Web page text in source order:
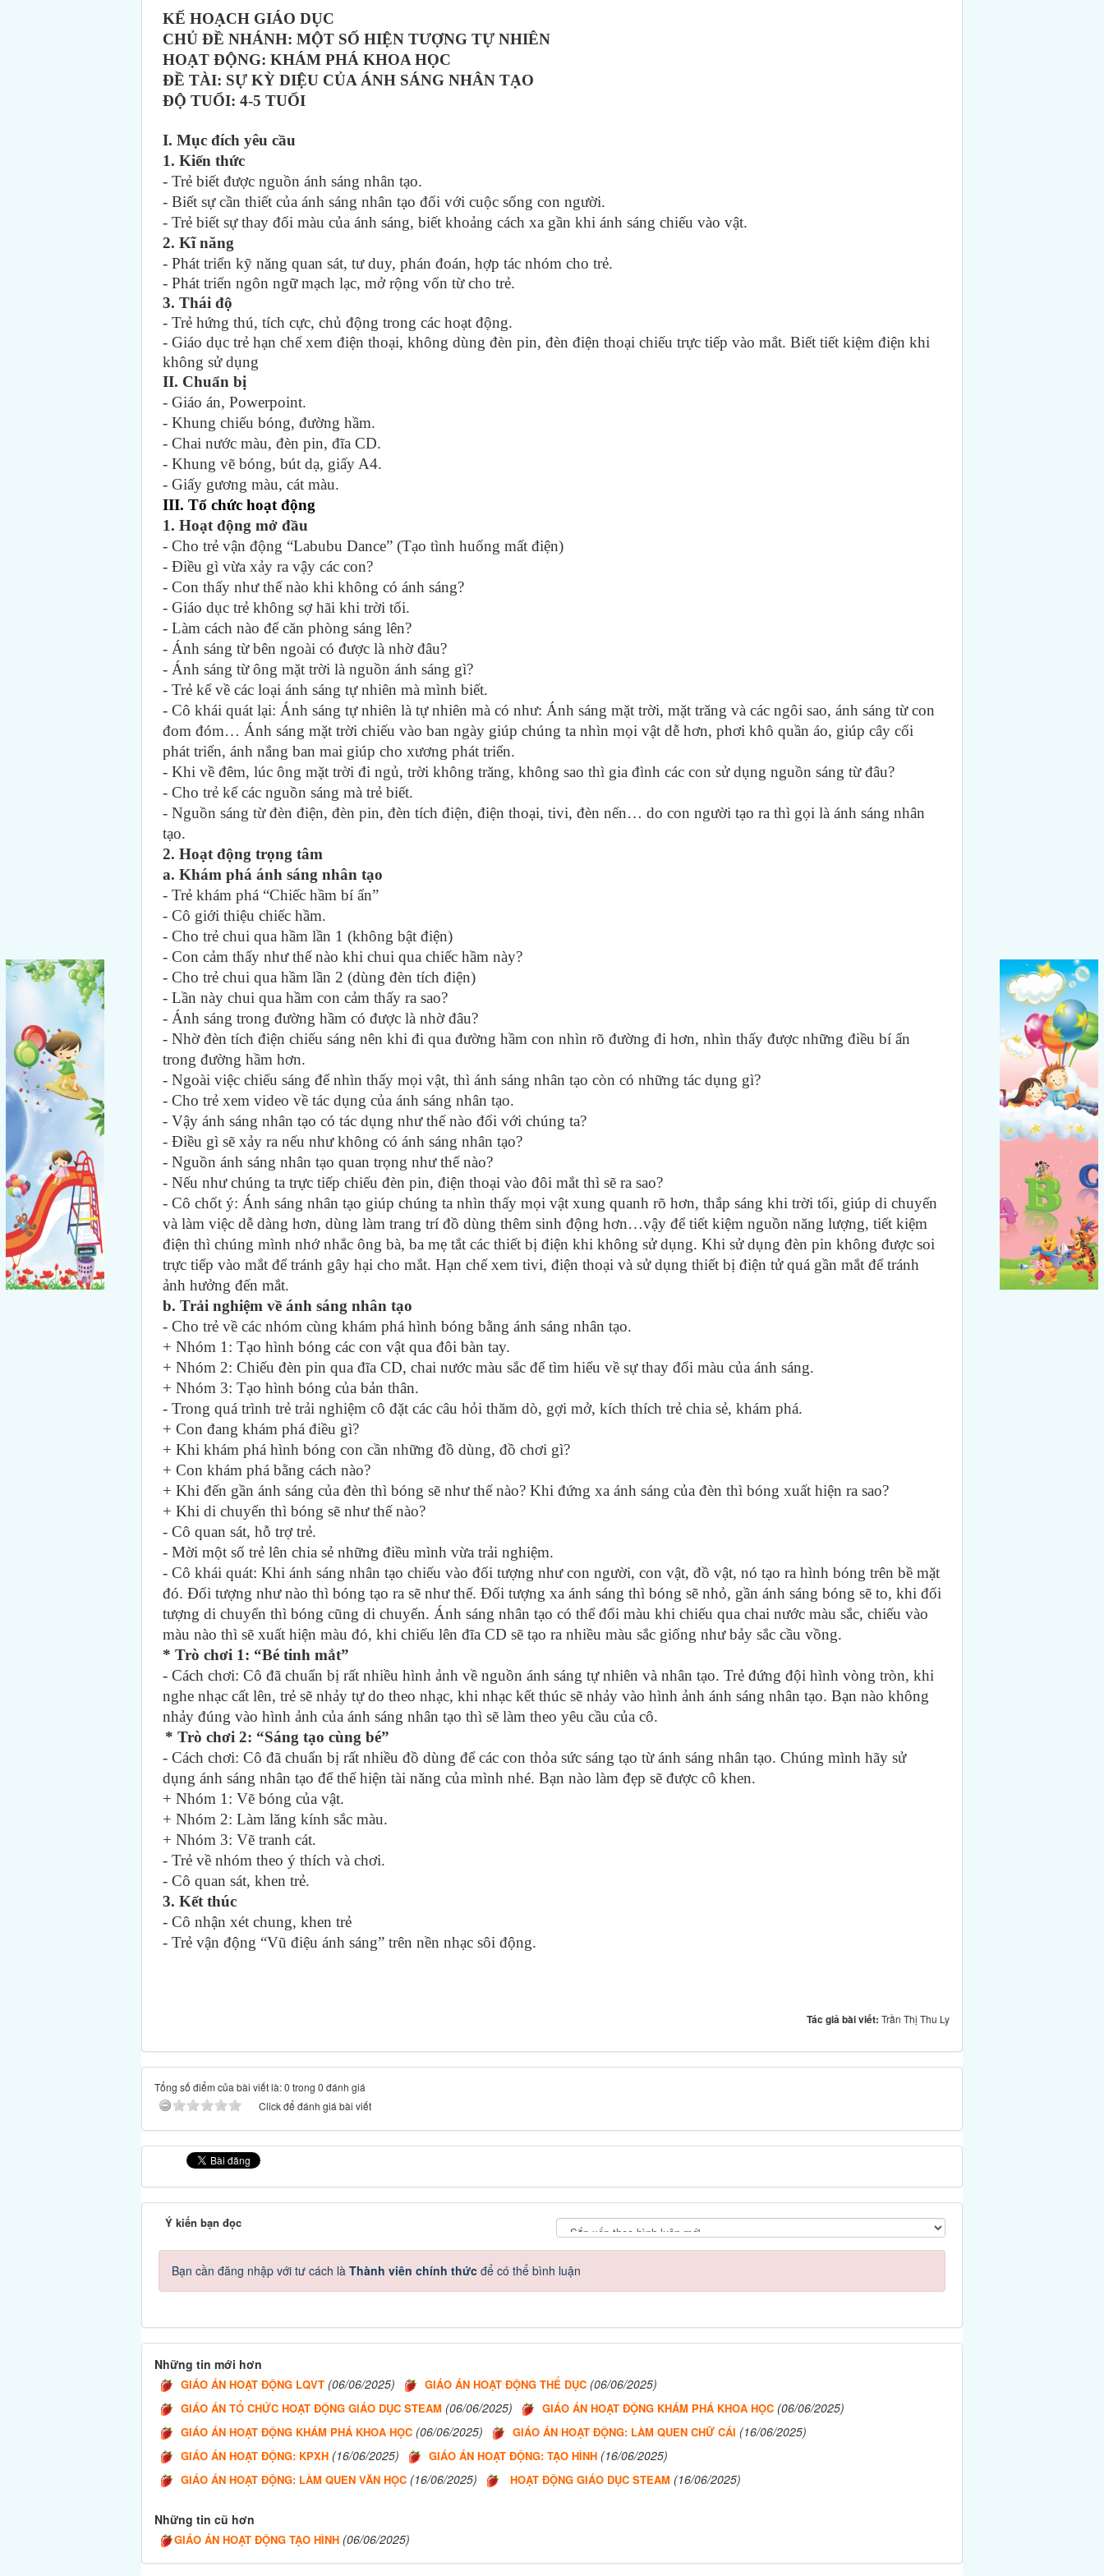
KẾ HOẠCH GIÁO DỤC
CHỦ ĐỀ NHÁNH: MỘT SỐ HIỆN TƯỢNG TỰ NHIÊN
HOẠT ĐỘNG: KHÁM PHÁ KHOA HỌC
ĐỀ TÀI: SỰ KỲ DIỆU CỦA ÁNH SÁNG NHÂN TẠO
ĐỘ TUỔI: 4-5 TUỔI
I. Mục đích yêu cầu
1. Kiến thức
- Trẻ biết được nguồn ánh sáng nhân tạo.
- Biết sự cần thiết của ánh sáng nhân tạo đối với cuộc sống con người.
- Trẻ biết sự thay đổi màu của ánh sáng, biết khoảng cách xa gần khi ánh sáng chiếu vào vật.
2. Kĩ năng
- Phát triển kỹ năng quan sát, tư duy, phán đoán, hợp tác nhóm cho trẻ.
- Phát triển ngôn ngữ mạch lạc, mở rộng vốn từ cho trẻ.
3. Thái độ
- Trẻ hứng thú, tích cực, chủ động trong các hoạt động.
- Giáo dục trẻ hạn chế xem điện thoại, không dùng đèn pin, đèn điện thoại chiếu trực tiếp vào mắt. Biết tiết kiệm điện khi
không sử dụng
II. Chuẩn bị
- Giáo án, Powerpoint.
- Khung chiếu bóng, đường hầm.
- Chai nước màu, đèn pin, đĩa CD.
- Khung vẽ bóng, bút dạ, giấy A4.
- Giấy gương màu, cát màu.
III. Tổ chức hoạt động
1. Hoạt động mở đầu
- Cho trẻ vận động “Labubu Dance” (Tạo tình huống mất điện)
- Điều gì vừa xảy ra vậy các con?
- Con thấy như thế nào khi không có ánh sáng?
- Giáo dục trẻ không sợ hãi khi trời tối.
- Làm cách nào để căn phòng sáng lên?
- Ánh sáng từ bên ngoài có được là nhờ đâu?
- Ánh sáng từ ông mặt trời là nguồn ánh sáng gì?
- Trẻ kể về các loại ánh sáng tự nhiên mà mình biết.
- Cô khái quát lại: Ánh sáng tự nhiên là tự nhiên mà có như: Ánh sáng mặt trời, mặt trăng và các ngôi sao, ánh sáng từ con
đom đóm… Ánh sáng mặt trời chiếu vào ban ngày giúp chúng ta nhìn mọi vật dễ hơn, phơi khô quần áo, giúp cây cối
phát triển, ánh nắng ban mai giúp cho xương phát triển.
- Khi về đêm, lúc ông mặt trời đi ngủ, trời không trăng, không sao thì gia đình các con sử dụng nguồn sáng từ đâu?
- Cho trẻ kể các nguồn sáng mà trẻ biết.
- Nguồn sáng từ đèn điện, đèn pin, đèn tích điện, điện thoại, tivi, đèn nến… do con người tạo ra thì gọi là ánh sáng nhân
tạo.
2. Hoạt động trọng tâm
a. Khám phá ánh sáng nhân tạo
- Trẻ khám phá “Chiếc hầm bí ẩn”
- Cô giới thiệu chiếc hầm.
- Cho trẻ chui qua hầm lần 1 (không bật điện)
- Con cảm thấy như thế nào khi chui qua chiếc hầm này?
- Cho trẻ chui qua hầm lần 2 (dùng đèn tích điện)
- Lần này chui qua hầm con cảm thấy ra sao?
- Ánh sáng trong đường hầm có được là nhờ đâu?
- Nhờ đèn tích điện chiếu sáng nên khi đi qua đường hầm con nhìn rõ đường đi hơn, nhìn thấy được những điều bí ẩn
trong đường hầm hơn.
- Ngoài việc chiếu sáng để nhìn thấy mọi vật, thì ánh sáng nhân tạo còn có những tác dụng gì?
- Cho trẻ xem video về tác dụng của ánh sáng nhân tạo.
- Vậy ánh sáng nhân tạo có tác dụng như thế nào đối với chúng ta?
- Điều gì sẽ xảy ra nếu như không có ánh sáng nhân tạo?
- Nguồn ánh sáng nhân tạo quan trọng như thế nào?
- Nếu như chúng ta trực tiếp chiếu đèn pin, điện thoại vào đôi mắt thì sẽ ra sao?
- Cô chốt ý: Ánh sáng nhân tạo giúp chúng ta nhìn thấy mọi vật xung quanh rõ hơn, thắp sáng khi trời tối, giúp di chuyển
và làm việc dễ dàng hơn, dùng làm trang trí đồ dùng thêm sinh động hơn…vậy để tiết kiệm nguồn năng lượng, tiết kiệm
điện thì chúng mình nhớ nhắc ông bà, ba mẹ tắt các thiết bị điện khi không sử dụng. Khi sử dụng đèn pin không được soi
trực tiếp vào mắt để tránh gây hại cho mắt. Hạn chế xem tivi, điện thoại và sử dụng thiết bị điện tử quá gần mắt để tránh
ảnh hưởng đến mắt.
b. Trải nghiệm về ánh sáng nhân tạo
- Cho trẻ về các nhóm cùng khám phá hình bóng bằng ánh sáng nhân tạo.
+ Nhóm 1: Tạo hình bóng các con vật qua đôi bàn tay.
+ Nhóm 2: Chiếu đèn pin qua đĩa CD, chai nước màu sắc để tìm hiểu về sự thay đổi màu của ánh sáng.
+ Nhóm 3: Tạo hình bóng của bản thân.
- Trong quá trình trẻ trải nghiệm cô đặt các câu hỏi thăm dò, gợi mở, kích thích trẻ chia sẻ, khám phá.
+ Con đang khám phá điều gì?
+ Khi khám phá hình bóng con cần những đồ dùng, đồ chơi gì?
+ Con khám phá bằng cách nào?
+ Khi đến gần ánh sáng của đèn thì bóng sẽ như thế nào? Khi đứng xa ánh sáng của đèn thì bóng xuất hiện ra sao?
+ Khi di chuyển thì bóng sẽ như thế nào?
- Cô quan sát, hỗ trợ trẻ.
- Mời một số trẻ lên chia sẻ những điều mình vừa trải nghiệm.
- Cô khái quát: Khi ánh sáng nhân tạo chiếu vào đối tượng như con người, con vật, đồ vật, nó tạo ra hình bóng trên bề mặt
đó. Đối tượng như nào thì bóng tạo ra sẽ như thế. Đối tượng xa ánh sáng thì bóng sẽ nhỏ, gần ánh sáng bóng sẽ to, khi đối
tượng di chuyển thì bóng cũng di chuyển. Ánh sáng nhân tạo có thể đổi màu khi chiếu qua chai nước màu sắc, chiếu vào
màu nào thì sẽ xuất hiện màu đó, khi chiếu lên đĩa CD sẽ tạo ra nhiều màu sắc giống như bảy sắc cầu vồng.
* Trò chơi 1: “Bé tinh mắt”
- Cách chơi: Cô đã chuẩn bị rất nhiều hình ảnh về nguồn ánh sáng tự nhiên và nhân tạo. Trẻ đứng đội hình vòng tròn, khi
nghe nhạc cất lên, trẻ sẽ nhảy tự do theo nhạc, khi nhạc kết thúc sẽ nhảy vào hình ảnh ánh sáng nhân tạo. Bạn nào không
nhảy đúng vào hình ảnh của ánh sáng nhân tạo thì sẽ làm theo yêu cầu của cô.
* Trò chơi 2: “Sáng tạo cùng bé”
- Cách chơi: Cô đã chuẩn bị rất nhiều đồ dùng để các con thỏa sức sáng tạo từ ánh sáng nhân tạo. Chúng mình hãy sử
dụng ánh sáng nhân tạo để thể hiện tài năng của mình nhé. Bạn nào làm đẹp sẽ được cô khen.
+ Nhóm 1: Vẽ bóng của vật.
+ Nhóm 2: Làm lăng kính sắc màu.
+ Nhóm 3: Vẽ tranh cát.
- Trẻ về nhóm theo ý thích và chơi.
- Cô quan sát, khen trẻ.
3. Kết thúc
- Cô nhận xét chung, khen trẻ
- Trẻ vận động “Vũ điệu ánh sáng” trên nền nhạc sôi động.
Tác giả bài viết: Trần Thị Thu Ly
Tổng số điểm của bài viết là: 0 trong 0 đánh giá
Click để đánh giá bài viết
Ý kiến bạn đọc
Bạn cần đăng nhập với tư cách là Thành viên chính thức để có thể bình luận
Những tin mới hơn
GIÁO ÁN HOẠT ĐỘNG LQVT (06/06/2025) GIÁO ÁN HOẠT ĐỘNG THỂ DỤC (06/06/2025)
GIÁO ÁN TỔ CHỨC HOẠT ĐỘNG GIÁO DỤC STEAM (06/06/2025) GIÁO ÁN HOẠT ĐỘNG KHÁM PHÁ KHOA HỌC (06/06/2025)
GIÁO ÁN HOẠT ĐỘNG KHÁM PHÁ KHOA HỌC (06/06/2025) GIÁO ÁN HOẠT ĐỘNG: LÀM QUEN CHỮ CÁI (16/06/2025)
GIÁO ÁN HOẠT ĐỘNG: KPXH (16/06/2025) GIÁO ÁN HOẠT ĐỘNG: TẠO HÌNH (16/06/2025)
GIÁO ÁN HOẠT ĐỘNG: LÀM QUEN VĂN HỌC (16/06/2025) HOẠT ĐỘNG GIÁO DỤC STEAM (16/06/2025)
Những tin cũ hơn
GIÁO ÁN HOẠT ĐỘNG TẠO HÌNH (06/06/2025)